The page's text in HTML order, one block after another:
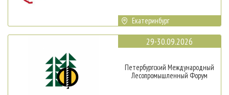
Екатеринбург
29-30.09.2026
Петербургский Международный
Лесопромышленный Форум